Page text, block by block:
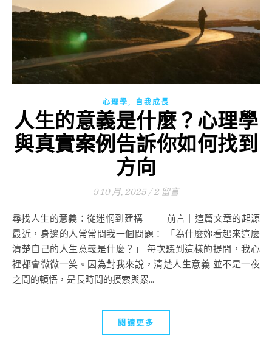
心理學, 自我成長
人生的意義是什麼？心理學
與真實案例告訴你如何找到
方向
9 10 月, 2025 / 2 留言
尋找人生的意義：從迷惘到建構 前言｜這篇文章的起源
最近，身邊的人常常問我一個問題： 「為什麼妳看起來這麼
清楚自己的人生意義是什麼？」 每次聽到這樣的提問，我心
裡都會微微一笑。因為對我來說，清楚人生意義 並不是一夜
之間的頓悟，是長時間的摸索與累...
閱讀更多